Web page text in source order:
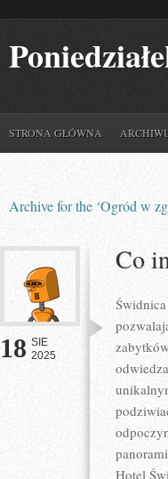
STRONA GŁÓWNA
Archive for the ‘Ogród w
18 SIE
2025
Co
Hotel